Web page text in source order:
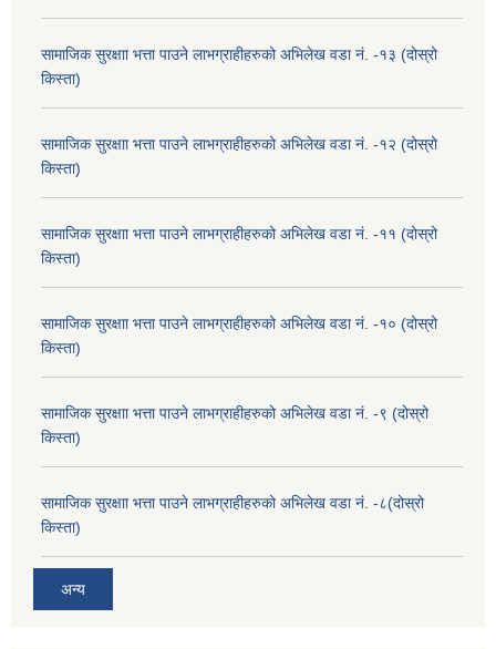
सामाजिक सुरक्षाा भत्ता पाउने लाभग्राहीहरुको अभिलेख वडा नं. -१३ (दोस्रो
किस्ता)
सामाजिक सुरक्षाा भत्ता पाउने लाभग्राहीहरुको अभिलेख वडा नं. -१२ (दोस्रो
किस्ता)
सामाजिक सुरक्षाा भत्ता पाउने लाभग्राहीहरुको अभिलेख वडा नं. -११ (दोस्रो
किस्ता)
सामाजिक सुरक्षाा भत्ता पाउने लाभग्राहीहरुको अभिलेख वडा नं. -१० (दोस्रो
किस्ता)
सामाजिक सुरक्षाा भत्ता पाउने लाभग्राहीहरुको अभिलेख वडा नं. -९ (दोस्रो
किस्ता)
सामाजिक सुरक्षाा भत्ता पाउने लाभग्राहीहरुको अभिलेख वडा नं. -८(दोस्रो
किस्ता)
अन्य